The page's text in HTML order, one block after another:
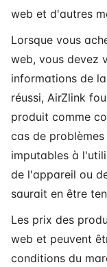
web et d'autres
Lorsque vous
web, vous devez
informations de
réussi, AirZlink
produit comme
cas de
imputables à
de l'appareil ou
saurait en être
Les prix des
web et peuvent
conditions du